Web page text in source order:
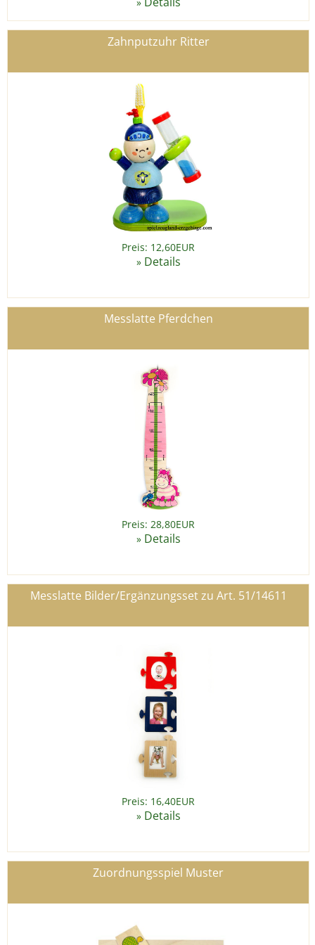
»
Zahnputzuhr Ritter
Preis: 12,60EUR
» Details
Messlatte Pferdchen
Preis: 28,80EUR
» Details
Messlatte Bilder/Ergänzungsset zu Art. 51/14611
Preis: 16,40EUR
» Details
Zuordnungsspiel Muster